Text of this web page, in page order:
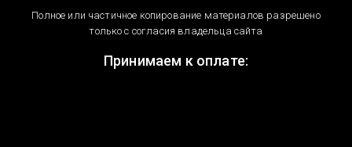
Полное или частичное копирование материалов разрешено
только с согласия владельца сайта
Принимаем к оплате: